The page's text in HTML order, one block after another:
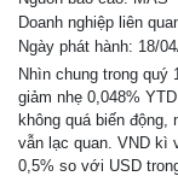
Doanh nghiệp liên
Ngày phát hành: 18/
Nhìn chung trong quý
giảm nhẹ 0,048%
không quá biến
vẫn lạc quan. VND kì
0,5% so với USD